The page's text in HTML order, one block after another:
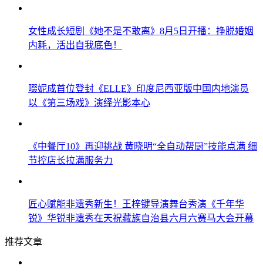
女性成长短剧《她不是不敢离》8月5日开播：挣脱婚姻
内耗，活出自我底色！
啜妮成首位登封《ELLE》印度尼西亚版中国内地演员
以《第三场戏》演绎光影本心
《中餐厅10》再迎挑战 黄晓明“全自动帮厨”技能点满 细
节控店长拉满服务力
匠心赋能非遗秀新生！王梓键导演舞台秀演《千年华
锐》华锐非遗秀在天祝藏族自治县六月六赛马大会开幕
推荐文章